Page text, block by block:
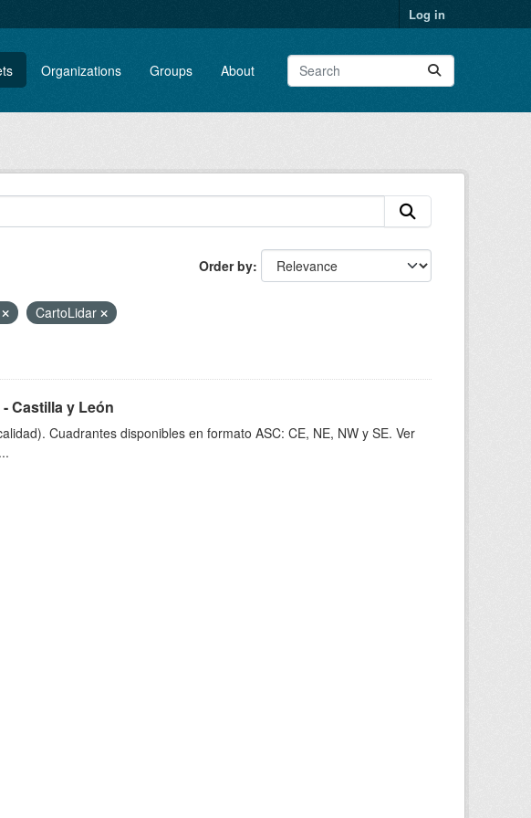
Log in
Organizations Groups About
Order by
CartoLidar
Castilla y León
Cuadrantes disponibles en formato ASC: CE, NE, NW y SE. Ver